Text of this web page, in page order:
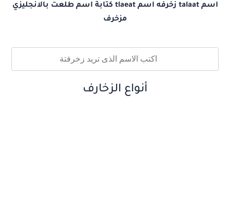
اسم talaat زخرفه اسم tlaeat كتابة اسم طلعت بالانجليزي
مزخرف
أنواع الزخارف